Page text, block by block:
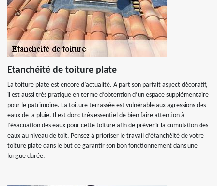
Etanchéité de toiture plate
La toiture plate est encore d’actualité. A part son parfait aspect décoratif,
il est aussi très pratique en terme d’obtention d’un espace supplémentaire
pour le patrimoine. La toiture terrassée est vulnérable aux agressions des
eaux de la pluie. Il est donc très essentiel de bien faire attention à
l’évacuation des eaux pour cette toiture afin de prévenir la cumulation des
eaux au niveau de toit. Pensez à prioriser le travail d’étanchéité de votre
toiture plate dans le but de garantir son bon fonctionnement dans une
longue durée.